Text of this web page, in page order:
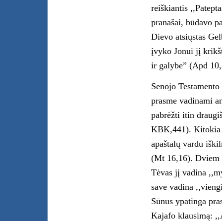
reiškiantis
pranašai, būdavo
Dievo atsiųstas
įvyko Jonui jį
ir galybe” (Apd
Senojo
prasme vadinami
pabrėžti itin
KBK,441). Kitokia
apaštalų vardu
(Mt 16,16). Dviem
Tėvas jį vadina
save vadina
Sūnus ypatinga
Kajafo klausimą: